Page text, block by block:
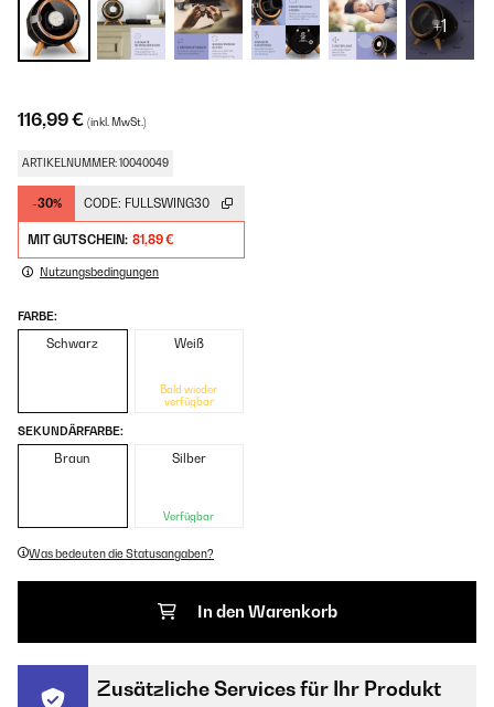
+1
116,99 € (inkl. MwSt.)
ARTIKELNUMMER: 10040049
-30% CODE: FULLSWING30
MIT GUTSCHEIN: 81,89 €
Nutzungsbedingungen
FARBE:
Schwarz Weiß
Bald wieder
verfügbar
SEKUNDÄRFARBE:
Braun Silber
Verfügbar
Was bedeuten die Statusangaben?
In den Warenkorb
Zusätzliche Services für Ihr Produkt